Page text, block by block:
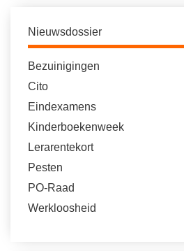
Nieuwsdossier
Bezuinigingen
Cito
Eindexamens
Kinderboekenweek
Lerarentekort
Pesten
PO-Raad
Werkloosheid